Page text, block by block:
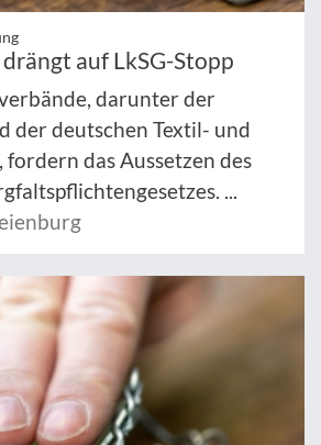
auf LkSG-Stopp
darunter der
der deutschen Textil- und
das Aussetzen des
...